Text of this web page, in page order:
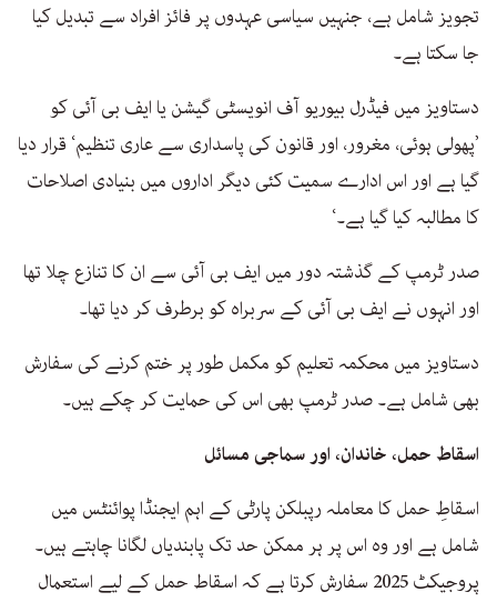
تجویز شامل ہے، جنہیں سیاسی عہدوں پر فائز افراد سے تبدیل کیا
جا سکتا ہے۔
دستاویز میں فیڈرل بیوریو آف انویسٹی گیشن یا ایف بی آئی کو
’پھولی ہوئی، مغرور، اور قانون کی پاسداری سے عاری تنظیم‘ قرار دیا
گیا ہے اور اس ادارے سمیت کئی دیگر اداروں میں بنیادی اصلاحات
کا مطالبہ کیا گیا ہے۔‘
صدر ٹرمپ کے گذشتہ دور میں ایف بی آئی سے ان کا تنازع چلا تھا
اور انہوں نے ایف بی آئی کے سربراہ کو برطرف کر دیا تھا۔
دستاویز میں محکمہ تعلیم کو مکمل طور پر ختم کرنے کی سفارش
بھی شامل ہے۔ صدر ٹرمپ بھی اس کی حمایت کر چکے ہیں۔
اسقاط حمل، خاندان، اور سماجی مسائل
اسقاطِ حمل کا معاملہ رپبلکن پارٹی کے اہم ایجنڈا پوائنٹس میں
شامل ہے اور وہ اس پر ہر ممکن حد تک پابندیاں لگانا چاہتے ہیں۔
پروجیکٹ 2025 سفارش کرتا ہے کہ اسقاط حمل کے لیے استعمال